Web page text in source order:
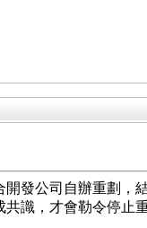
發公司自辦重劃
識，才會勒令停止重